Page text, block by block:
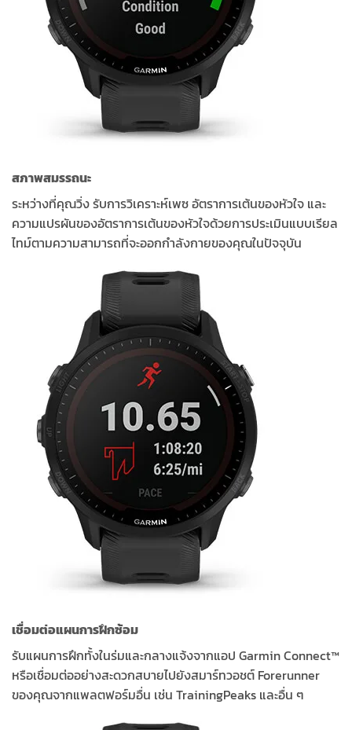
สภาพสมรรถนะ
ระหว่างที่คุณวิ่ง รับการวิเคราะห์เพซ อัตราการเต้นของหัวใจ และ
ความแปรผันของอัตราการเต้นของหัวใจด้วยการประเมินแบบเรียล
ไทม์ตามความสามารถที่จะออกกำลังกายของคุณในปัจจุบัน
เชื่อมต่อแผนการฝึกซ้อม
รับแผนการฝึกทั้งในร่มและกลางแจ้งจากแอป Garmin Connect™
หรือเชื่อมต่ออย่างสะดวกสบายไปยังสมาร์ทวอชต์ Forerunner
ของคุณจากแพลตฟอร์มอื่น เช่น TrainingPeaks และอื่น ๆ